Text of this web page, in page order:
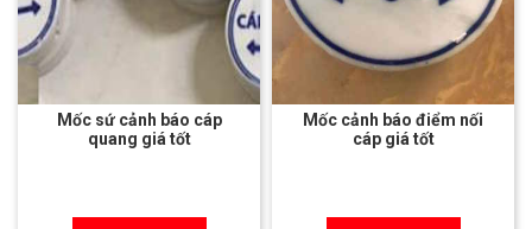
Mốc sứ cảnh báo cáp
quang giá tốt
Mốc cảnh báo điểm nối
cáp giá tốt